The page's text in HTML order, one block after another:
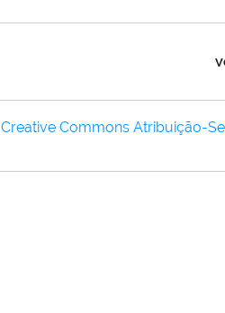
Creative Commons Atribuição-